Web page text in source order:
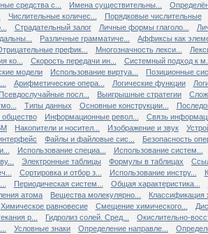
средства с... Имена существительны...
Числительные количес...
Порядковые числительные
Страдательный залог Личные формы глаголо...
Различные грамматиче...
Аффиксы как
префик... Многозначность лекси...
ко...
Скорость передачи ин...
Системный подход к
модели
Использование виртуа...
Позиционные
Арифметические опера... Логические функции
Псевдослучайные посл... Выигрышные стратегии
Типы данных Основные конструкции...
Информационные револ...
Связь
Накопители и носител... Изображение и звук
Файлы и файловые сис...
Безопасность
Использование специа...
Использование систем...
Электронные таблицы Формулы в таблицах
Сортировка и отбор з... Использование инстру...
Периодическая систем... Общая характеристика...
атома
Вещества молекулярно...
Классификация
Химическое равновесие Смещение химического...
р...
Гидролиз солей. Сред...
Окислительно-
Условные знаки Определение направле...